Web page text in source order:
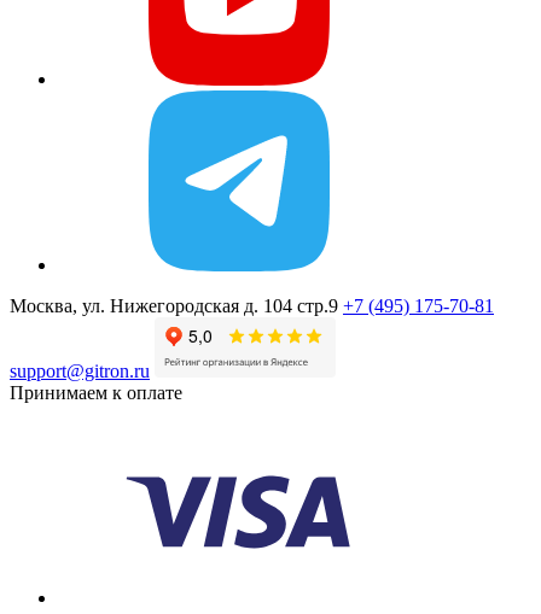
Москва, ул. Нижегородская д. 104 стр.9 +7 (495) 175-70-81
support@gitron.ru
Принимаем к оплате